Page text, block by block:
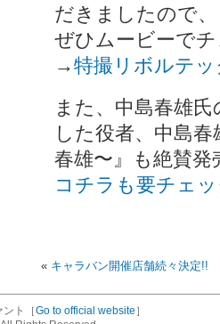
だきましたので、
ぜひムービーで
→特撮リボルテ
また、中島春雄
した役者、中島
春雄〜』も絶賛発
コチラも要チェ
« キャラバン開催店舗続々決定!!
ト［Go to official website ］